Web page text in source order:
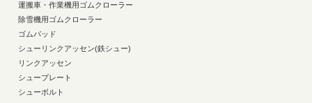
運搬車・作業機用ゴムクローラー
除雪機用ゴムクローラー
ゴムパッド
シューリンクアッセン(鉄シュー)
リンクアッセン
シュープレート
シューボルト